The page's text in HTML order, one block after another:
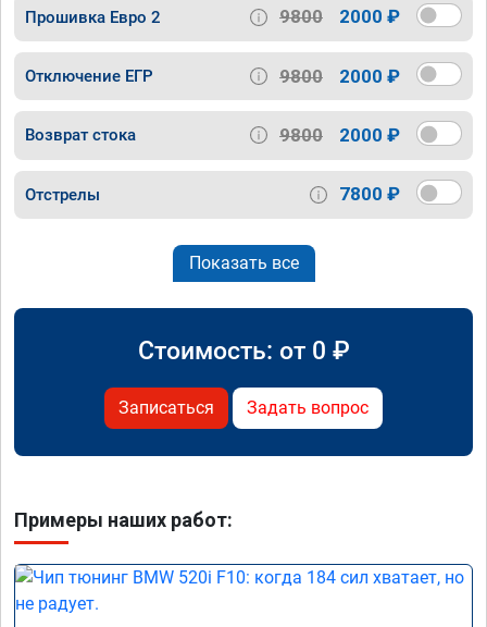
Прошивка Евро 2 9800 2000 ₽
Отключение ЕГР 9800 2000 ₽
Возврат стока 9800 2000 ₽
Отстрелы 7800 ₽
Показать все
Стоимость: от 0 ₽
Записаться Задать вопрос
Примеры наших работ: